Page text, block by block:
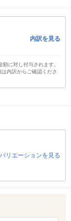
内訳を見る
に対し付与されます。
内訳からご確認くださ
リエーションを見る